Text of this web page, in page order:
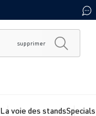
supprimer
La voie des stands